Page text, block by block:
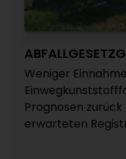
Weniger
Prognosen
erwarteten